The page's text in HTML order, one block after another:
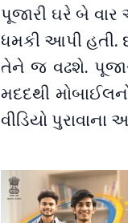
પૂજારી ઘરે બે
ધમકી આપી હતી.
તેને જ વઢશે.
મદદથી
વીડિયો